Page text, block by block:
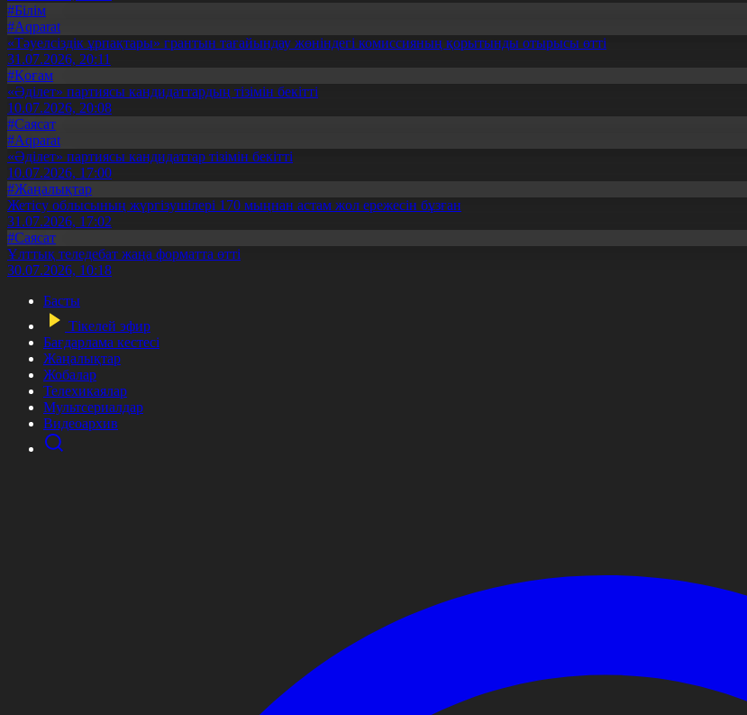
#Білім
#Aqparat
«Тәуелсіздік ұрпақтары» грантын тағайындау жөніндегі комиссияның қорытынды отырысы өтті
31.07.2026, 20:11
#Қоғам
«Әділет» партиясы кандидаттардың тізімін бекітті
10.07.2026, 20:08
#Саясат
#Aqparat
«Әділет» партиясы кандидаттар тізімін бекітті
10.07.2026, 17:00
#Жаңалықтар
Жетісу облысының жүргізушілері 170 мыңнан астам жол ережесін бұзған
31.07.2026, 17:02
#Саясат
Ұлттық теледебат жаңа форматта өтті
30.07.2026, 10:18
Басты
Тікелей эфир
Бағдарлама кестесі
Жаңалықтар
Жобалар
Телехикаялар
Мультсериалдар
Видеоархив